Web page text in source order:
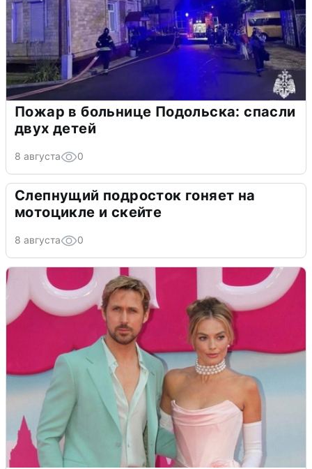
Пожар в больнице Подольска: спасли
двух детей
8 августа 0
Слепнущий подросток гоняет на
мотоцикле и скейте
8 августа 0